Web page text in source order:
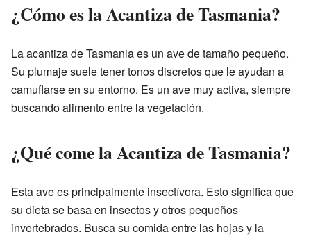
¿Cómo es la Acantiza de Tasmania?
La acantiza de Tasmania es un ave de tamaño pequeño.
Su plumaje suele tener tonos discretos que le ayudan a
camuflarse en su entorno. Es un ave muy activa, siempre
buscando alimento entre la vegetación.
¿Qué come la Acantiza de Tasmania?
Esta ave es principalmente insectívora. Esto significa que
su dieta se basa en insectos y otros pequeños
invertebrados. Busca su comida entre las hojas y la